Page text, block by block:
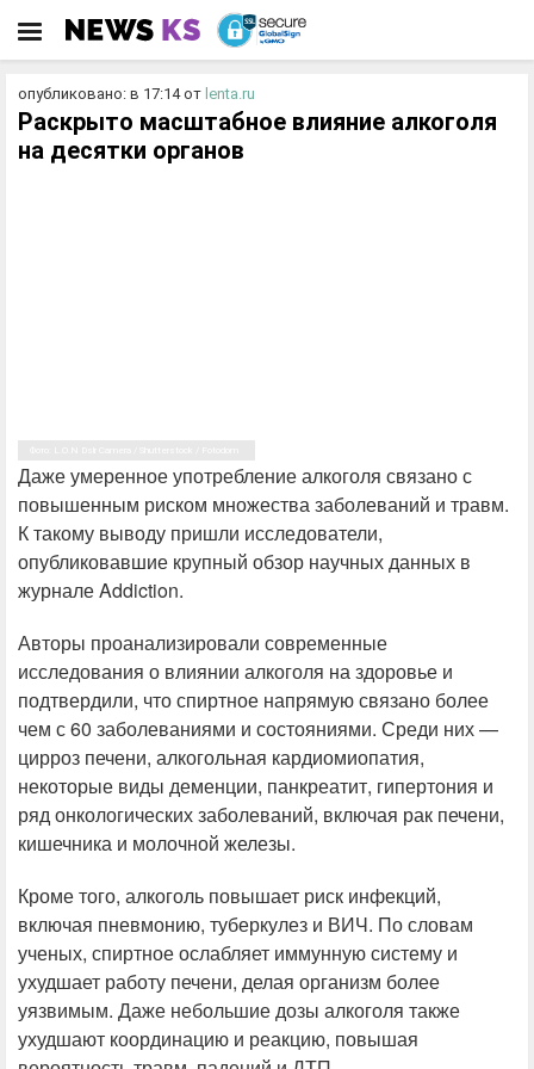
опубликовано: в 17:14от lenta.ru
Раскрыто масштабное влияние алкоголя
на десятки органов
Даже умеренное употребление алкоголя связано с
повышенным риском множества заболеваний и травм.
К такому выводу пришли исследователи,
опубликовавшие крупный обзор научных данных в
журнале Addiction.
Авторы проанализировали современные
исследования о влиянии алкоголя на здоровье и
подтвердили, что спиртное напрямую связано более
чем с 60 заболеваниями и состояниями. Среди них —
цирроз печени, алкогольная кардиомиопатия,
некоторые виды деменции, панкреатит, гипертония и
ряд онкологических заболеваний, включая рак печени,
кишечника и молочной железы.
Кроме того, алкоголь повышает риск инфекций,
включая пневмонию, туберкулез и ВИЧ. По словам
ученых, спиртное ослабляет иммунную систему и
ухудшает работу печени, делая организм более
уязвимым. Даже небольшие дозы алкоголя также
ухудшают координацию и реакцию, повышая